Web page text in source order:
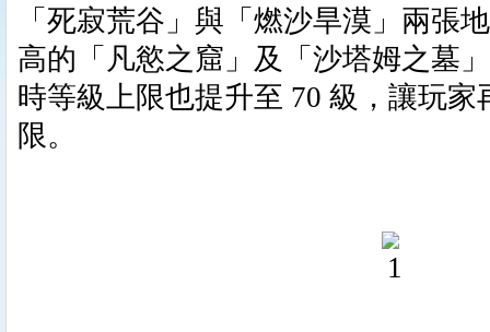
「死寂荒谷」與「燃沙旱漠」兩張
高的「凡慾之窟」及「沙塔姆之墓
時等級上限也提升至 70 級，讓玩家
限。